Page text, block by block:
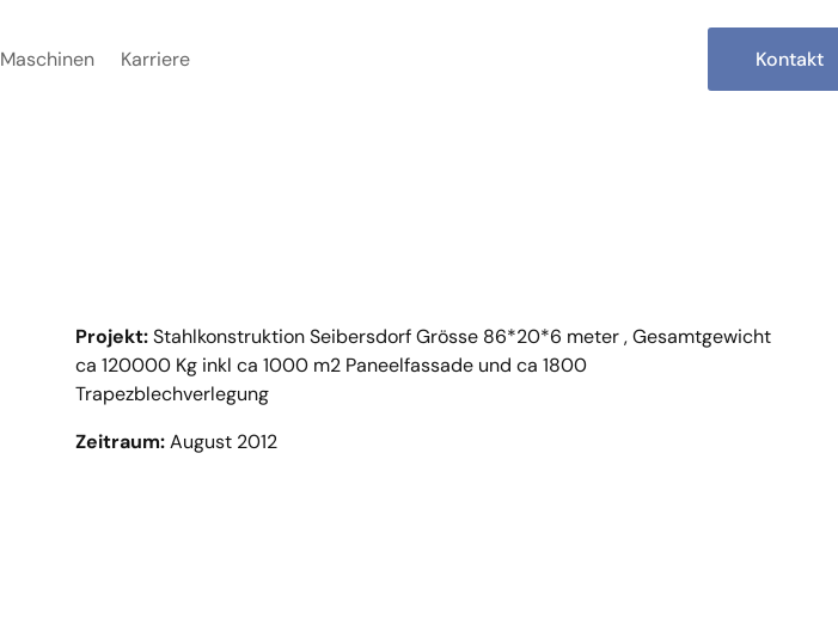
Maschinen Karriere Kontakt
Projekt:Stahlkonstruktion Seibersdorf Grösse 86*20*6 meter , Gesamtgewicht
ca 120000 Kg inkl ca 1000 m2 Paneelfassade und ca 1800
Trapezblechverlegung
Zeitraum:August 2012